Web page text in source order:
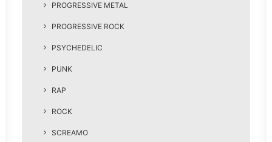
PROGRESSIVE METAL
PROGRESSIVE ROCK
PSYCHEDELIC
PUNK
RAP
ROCK
SCREAMO